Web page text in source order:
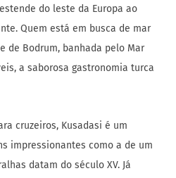
do leste da Europa ao
Quem está em busca de mar
de Bodrum, banhada pelo Mar
a saborosa gastronomia turca
cruzeiros, Kusadasi é um
impressionantes como a de um
datam do século XV. Já